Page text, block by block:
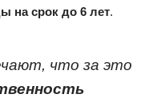
на срок до 6 лет.
что за это